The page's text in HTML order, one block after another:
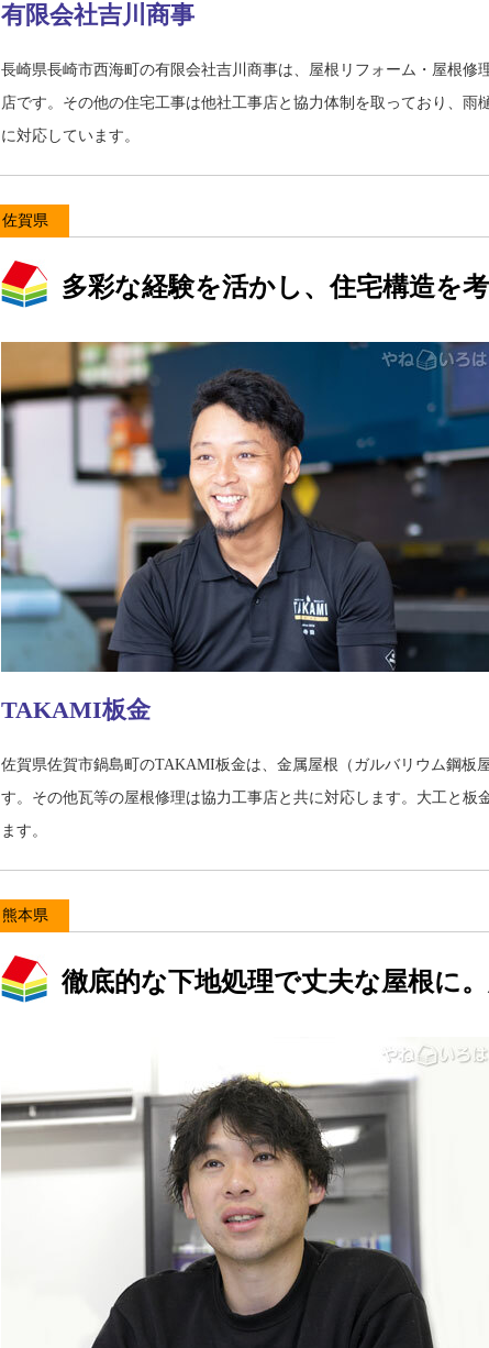
有限会社吉川商事
長崎県長崎市西海町の有限会社吉川商事は、屋根リフォーム・屋根
店です。その他の住宅工事は他社工事店と協力体制を取っており、
に対応しています。
佐賀県
多彩な経験を活かし、住宅構造を
TAKAMI板金
佐賀県佐賀市鍋島町のTAKAMI板金は、金属屋根（ガルバリウム鋼
す。その他瓦等の屋根修理は協力工事店と共に対応します。大工と
ます。
熊本県
徹底的な下地処理で丈夫な屋根に